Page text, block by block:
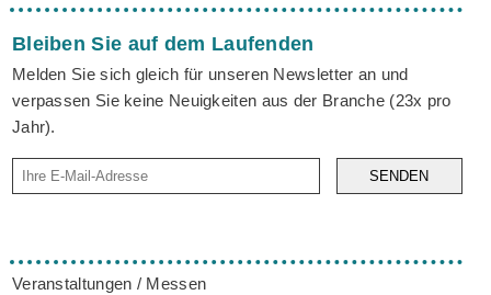
Bleiben Sie auf dem Laufenden
Melden Sie sich gleich für unseren Newsletter an und
verpassen Sie keine Neuigkeiten aus der Branche (23x pro
Jahr).
SENDEN
Veranstaltungen / Messen